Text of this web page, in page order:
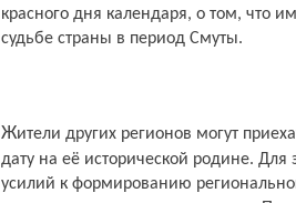
красного дня календаря, о том, что
судьбе страны в период Смуты.
Жители других регионов могут приехать к нам, чтобы отпраздновать замечательную
дату на её исторической родине. Для
усилий к формированию